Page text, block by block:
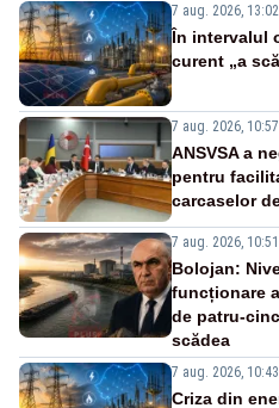
7 aug. 2026, 13:02
În intervalul
curent „a
7 aug. 2026, 10:57
ANSVSA a
pentru
carcaselor
7 aug. 2026, 10:51
Bolojan:
funcționare
de patru-
scădea
7 aug. 2026, 10:43
Criza din